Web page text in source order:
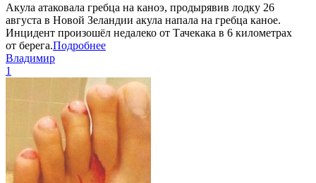
Акула атаковала гребца на каноэ, продырявив лодку 26
августа в Новой Зеландии акула напала на гребца каное.
Инцидент произошёл недалеко от Тачекака в 6 километрах
от берега.Подробнее
Владимир
1